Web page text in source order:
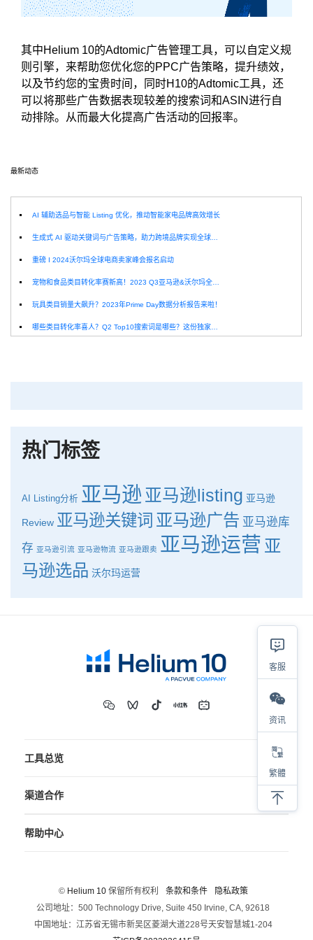
其中Helium 10的Adtomic广告管理工具，可以自定义规
则引擎，来帮助您优化您的PPC广告策略，提升绩效，
以及节约您的宝贵时间，
同时H10的Adtomic工具，还
可以将那些广告数据表现较差的搜索词和ASIN进行自
动排除。从而最大化提高广告活动的回报率。
最新动态
AI 辅助选品与智能 Listing 优化，推动智能家电品牌高效增长
生成式 AI 驱动关键词与广告策略，助力跨境品牌实现全球增长突破
重磅 I 2024沃尔玛全球电商卖家峰会报名启动
宠物和食品类目转化率赛新高！2023 Q3亚马逊&沃尔玛全球电商CPC数据发布！
玩具类目销量大飙升？2023年Prime Day数据分析报告来啦！
哪些类目转化率喜人？Q2 Top10搜索词是哪些？这份独家报告来解答！
热门标签
AI Listing分析 亚马逊 亚马逊listing 亚马逊
Review 亚马逊关键词 亚马逊广告 亚马逊库
存 亚马逊引流 亚马逊物流 亚马逊跟卖 亚马逊运营 亚
马逊选品 沃尔玛运营
工具总览
渠道合作
帮助中心
© Helium 10保留所有权利 条款和条件
隐私政策
公司地址：500 Technology Drive, Suite 450 Irvine, CA, 92618
中国地址：江苏省无锡市新吴区菱湖大道228号天安智慧城1-204
客服
资讯
繁體